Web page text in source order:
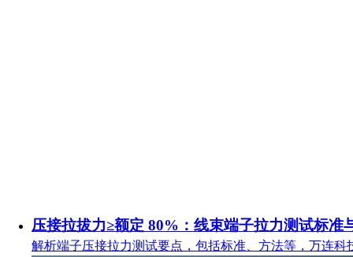
压接拉拔力≥额定 80%：线束端子拉力测试标准
解析端子压接拉力测试要点，包括标准、方法等，万连科